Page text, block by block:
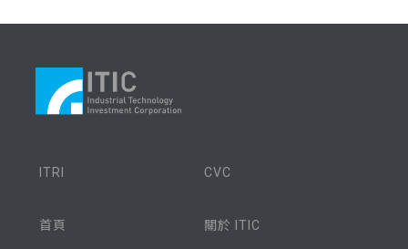
ITRI CVC
首頁 關於 ITIC